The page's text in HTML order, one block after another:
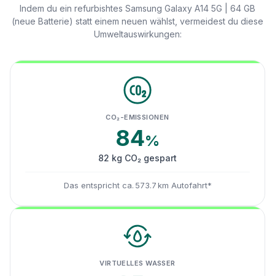
Indem du ein refurbishtes Samsung Galaxy A14 5G | 64 GB
(neue Batterie) statt einem neuen wählst, vermeidest du diese
Umweltauswirkungen:
CO₂-EMISSIONEN
84%
82 kg CO₂ gespart
Das entspricht ca. 573.7 km Autofahrt*
VIRTUELLES WASSER